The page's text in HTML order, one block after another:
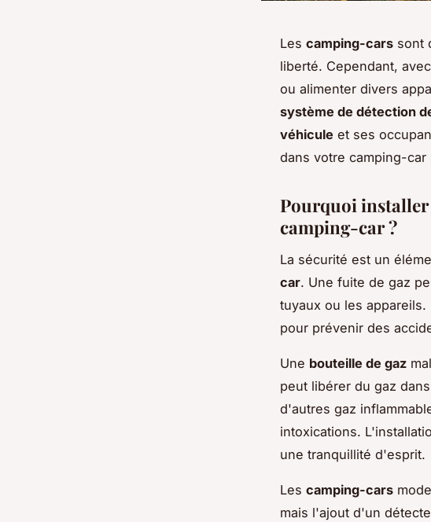
Les camping-cars sont
liberté. Cependant,
ou alimenter divers
système de détection
véhicule et ses
dans votre camping-
Pourquoi installer
camping-car ?
La sécurité est un
car. Une fuite de gaz
tuyaux ou les appareils.
pour prévenir des
Une bouteille de gaz
peut libérer du gaz
d'autres gaz
intoxications.
une tranquillité d'esprit.
Les camping-cars
mais l'ajout d'un